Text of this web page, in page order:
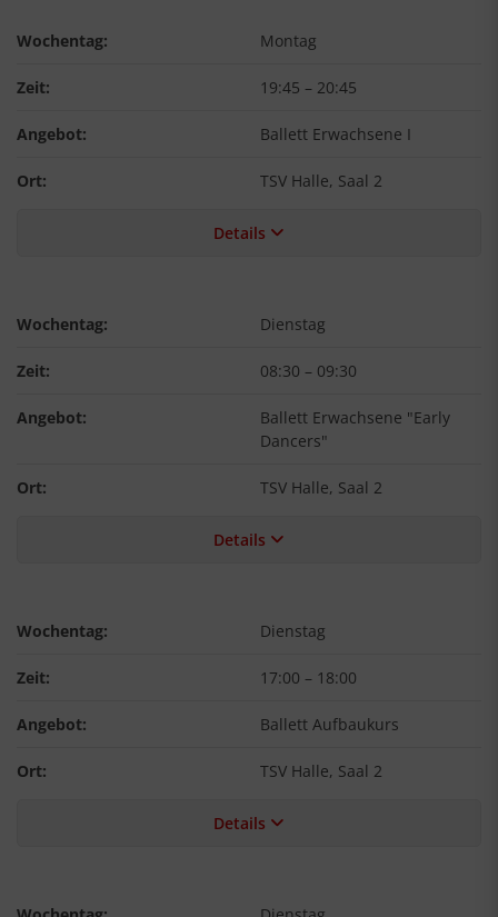
Wochentag: Montag
Zeit: 19:45 – 20:45
Angebot: Ballett Erwachsene I
Ort: TSV Halle, Saal 2
Details
Wochentag: Dienstag
Zeit: 08:30 – 09:30
Angebot:
Ballett Erwachsene "Early
Dancers"
Ort: TSV Halle, Saal 2
Details
Wochentag: Dienstag
Zeit: 17:00 – 18:00
Angebot: Ballett Aufbaukurs
Ort: TSV Halle, Saal 2
Details